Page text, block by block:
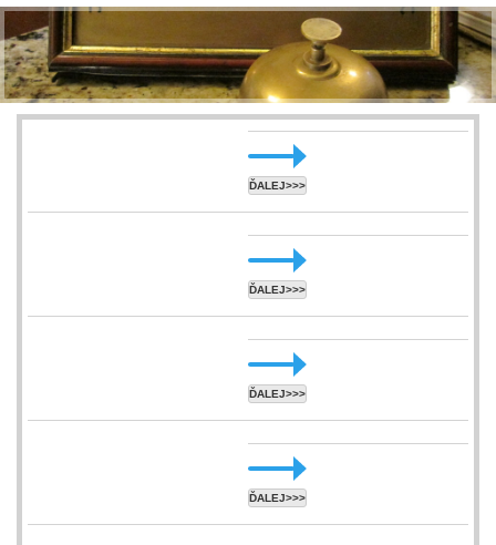
ĎALEJ>>>
ĎALEJ>>>
ĎALEJ>>>
ĎALEJ>>>